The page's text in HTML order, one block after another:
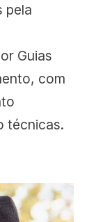
pela
Guias
com
técnicas.